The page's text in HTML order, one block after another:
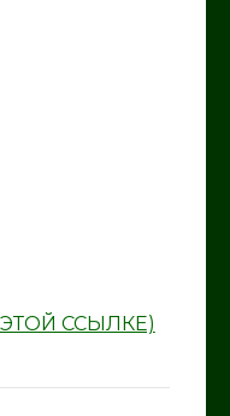
ССЫЛКЕ)